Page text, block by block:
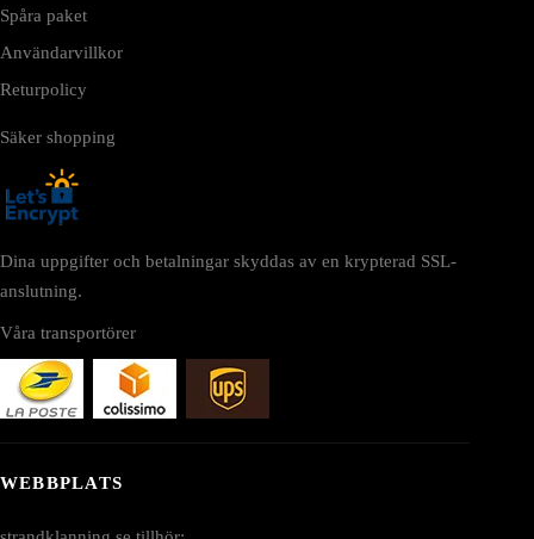
Spåra paket
Användarvillkor
Returpolicy
Säker shopping
Dina uppgifter och betalningar skyddas av en krypterad SSL-
anslutning.
Våra transportörer
WEBBPLATS